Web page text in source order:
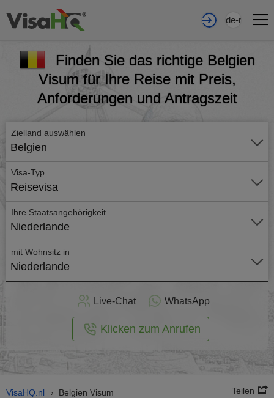
de-nl
Finden Sie das richtige Belgien
Visum für Ihre Reise mit Preis,
Anforderungen und Antragszeit
Zielland auswählen
Belgien
Visa-Typ
Reisevisa
Ihre Staatsangehörigkeit
Niederlande
mit Wohnsitz in
Niederlande
Live-Chat WhatsApp
Klicken zum Anrufen
VisaHQ.nl › Belgien Visum Teilen